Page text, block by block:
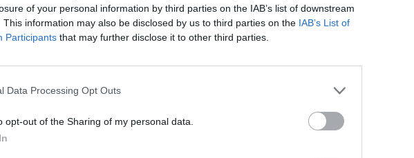
of your personal information by third parties on the IAB’s list of downstream
This information may also be disclosed by us to third parties on the IAB’s List of
Participants that may further disclose it to other third parties.
Data Processing Opt Outs
opt-out of the Sharing of my personal data.
ORLIFLIQUE. Na lewym jajniku mam
powiększyła się do 3 cm. Pani ginekolog
ktoś wyrazić opinię na ten temat? Czy powinnam
Orliflique nie mam żadnych skutków ubocznych. Czy